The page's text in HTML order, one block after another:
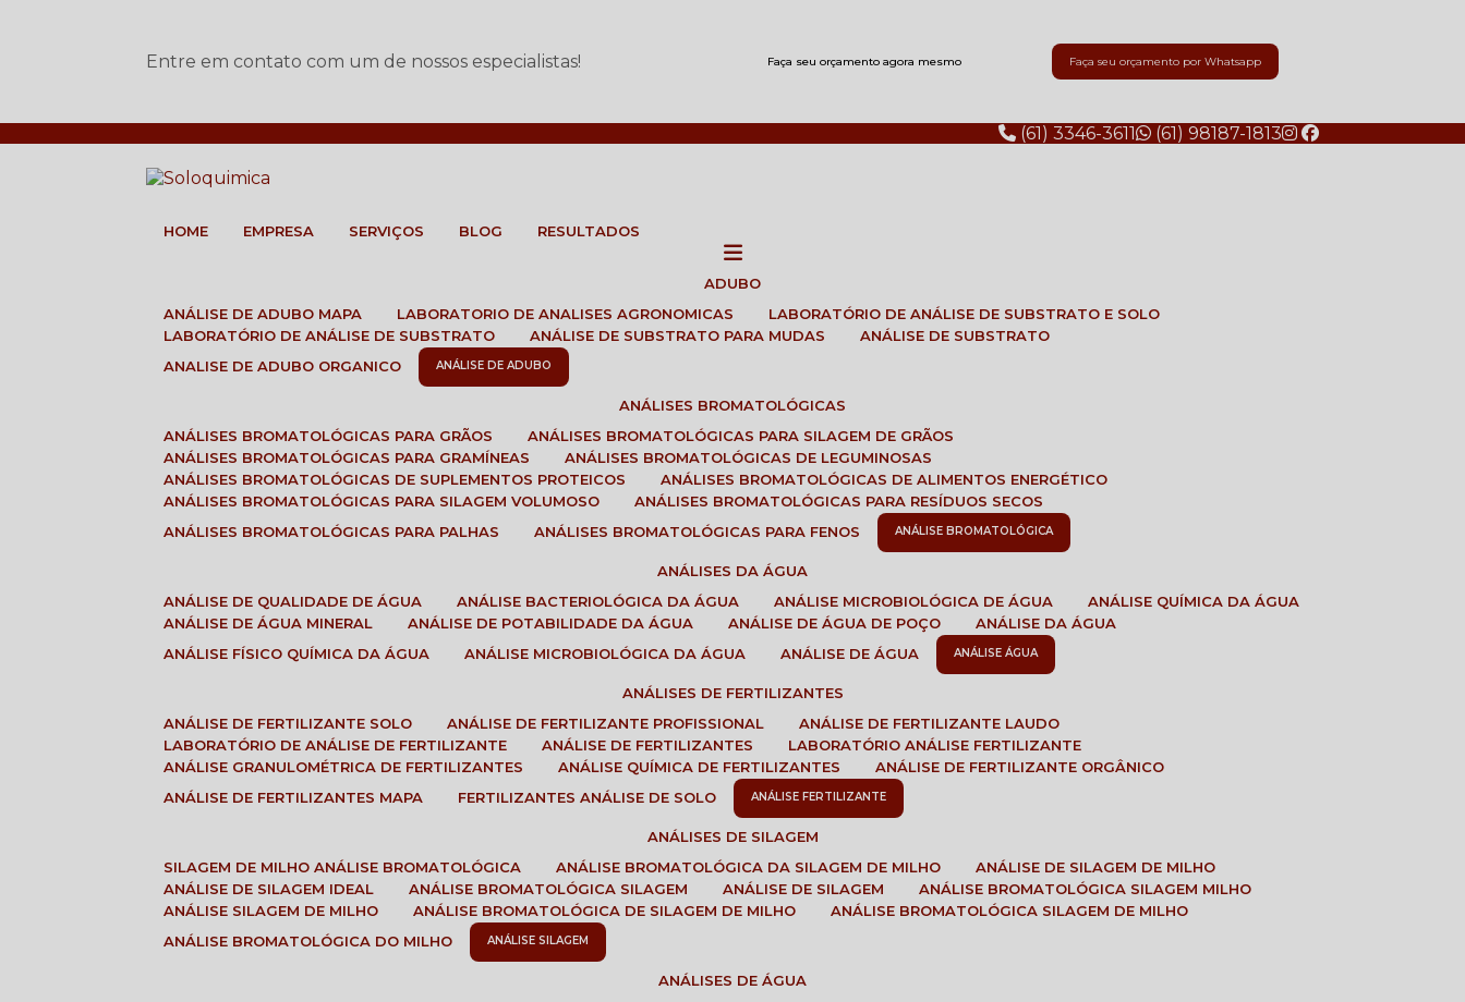
Entre em contato com um de nossos especialistas! Faça seu orçamento agora mesmo Faça seu orçamento por Whatsapp
(61) 3346-3611 (61) 98187-1813
HOME EMPRESA SERVIÇOS BLOG RESULTADOS
ADUBO
ANÁLISE DE ADUBO MAPA
LABORATORIO DE ANALISES AGRONOMICAS
LABORATÓRIO DE ANÁLISE DE SUBSTRATO E SOLO
LABORATÓRIO DE ANÁLISE DE SUBSTRATO
ANÁLISE DE SUBSTRATO PARA MUDAS
ANÁLISE DE SUBSTRATO
ANALISE DE ADUBO ORGANICO
ANÁLISE DE ADUBO
ANÁLISES BROMATOLÓGICAS
ANÁLISES BROMATOLÓGICAS PARA GRÃOS
ANÁLISES BROMATOLÓGICAS PARA SILAGEM DE GRÃOS
ANÁLISES BROMATOLÓGICAS PARA GRAMÍNEAS
ANÁLISES BROMATOLÓGICAS DE LEGUMINOSAS
ANÁLISES BROMATOLÓGICAS DE SUPLEMENTOS PROTEICOS
ANÁLISES BROMATOLÓGICAS DE ALIMENTOS ENERGÉTICO
ANÁLISES BROMATOLÓGICAS PARA SILAGEM VOLUMOSO
ANÁLISES BROMATOLÓGICAS PARA RESÍDUOS SECOS
ANÁLISES BROMATOLÓGICAS PARA PALHAS
ANÁLISES BROMATOLÓGICAS PARA FENOS ANÁLISE BROMATOLÓGICA
ANÁLISES DA ÁGUA
ANÁLISE DE QUALIDADE DE ÁGUA
ANÁLISE BACTERIOLÓGICA DA ÁGUA ANÁLISE MICROBIOLÓGICA DE ÁGUA
ANÁLISE QUÍMICA DA ÁGUA
ANÁLISE DE ÁGUA MINERAL
ANÁLISE DE POTABILIDADE DA ÁGUA ANÁLISE DE ÁGUA DE POÇO
ANÁLISE DA ÁGUA
ANÁLISE FÍSICO QUÍMICA DA ÁGUA
ANÁLISE MICROBIOLÓGICA DA ÁGUA ANÁLISE DE ÁGUA ANÁLISE ÁGUA
ANÁLISES DE FERTILIZANTES
ANÁLISE DE FERTILIZANTE SOLO
ANÁLISE DE FERTILIZANTE PROFISSIONAL
ANÁLISE DE FERTILIZANTE LAUDO
LABORATÓRIO DE ANÁLISE DE FERTILIZANTE
ANÁLISE DE FERTILIZANTES
LABORATÓRIO ANÁLISE FERTILIZANTE
ANÁLISE GRANULOMÉTRICA DE FERTILIZANTES
ANÁLISE QUÍMICA DE FERTILIZANTES
ANÁLISE DE FERTILIZANTE ORGÂNICO
ANÁLISE DE FERTILIZANTES MAPA
FERTILIZANTES ANÁLISE DE SOLO ANÁLISE FERTILIZANTE
ANÁLISES DE SILAGEM
SILAGEM DE MILHO ANÁLISE BROMATOLÓGICA
ANÁLISE BROMATOLÓGICA DA SILAGEM DE MILHO
ANÁLISE DE SILAGEM DE MILHO
ANÁLISE DE SILAGEM IDEAL
ANÁLISE BROMATOLÓGICA SILAGEM ANÁLISE DE SILAGEM
ANÁLISE BROMATOLÓGICA SILAGEM MILHO
ANÁLISE SILAGEM DE MILHO
ANÁLISE BROMATOLÓGICA DE SILAGEM DE MILHO
ANÁLISE BROMATOLÓGICA SILAGEM DE MILHO
ANÁLISE BROMATOLÓGICA DO MILHO
ANÁLISE SILAGEM
ANÁLISES DE ÁGUA